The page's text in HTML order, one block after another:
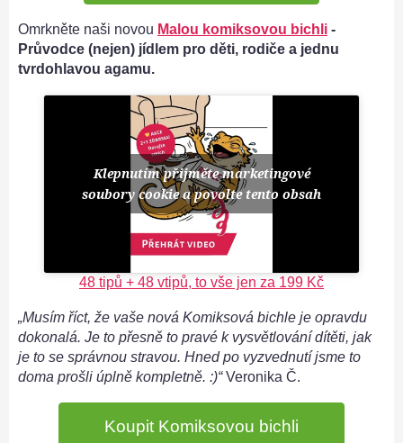
Omrkněte naši novou Malou komiksovou bichli -
Průvodce (nejen) jídlem pro děti, rodiče a jednu
tvrdohlavou agamu.
Klepnutím přijměte marketingové
soubory cookie a povolte tento obsah
48 tipů + 48 vtipů, to vše jen za 199 Kč
„Musím říct, že vaše nová Komiksová bichle je opravdu
dokonalá. Je to přesně to pravé k vysvětlování dítěti, jak
je to se správnou stravou. Hned po vyzvednutí jsme to
doma prošli úplně kompletně. :)“Veronika Č.
Koupit Komiksovou bichli